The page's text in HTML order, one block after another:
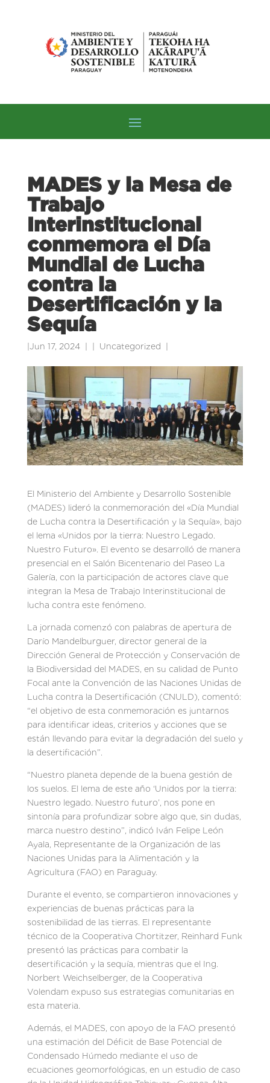
MADES y la Mesa de
Trabajo
Interinstitucional
conmemora el Día
Mundial de Lucha
contra la
Desertificación y la
Sequía
Jun 17, 2024 Uncategorized
El Ministerio del Ambiente y Desarrollo Sostenible
(MADES) lideró la conmemoración del «Día Mundial
de Lucha contra la Desertificación y la Sequía», bajo
el lema «Unidos por la tierra: Nuestro Legado.
Nuestro Futuro». El evento se desarrolló de manera
presencial en el Salón Bicentenario del Paseo La
Galería, con la participación de actores clave que
integran la Mesa de Trabajo Interinstitucional de
lucha contra este fenómeno.
La jornada comenzó con palabras de apertura de
Darío Mandelburguer, director general de la
Dirección General de Protección y Conservación de
la Biodiversidad del MADES, en su calidad de Punto
Focal ante la Convención de las Naciones Unidas de
Lucha contra la Desertificación (CNULD), comentó:
“el objetivo de esta conmemoración es juntarnos
para identificar ideas, criterios y acciones que se
están llevando para evitar la degradación del suelo y
la desertificación”.
“Nuestro planeta depende de la buena gestión de
los suelos. El lema de este año ‘Unidos por la tierra:
Nuestro legado. Nuestro futuro’, nos pone en
sintonía para profundizar sobre algo que, sin dudas,
marca nuestro destino”, indicó Iván Felipe León
Ayala, Representante de la Organización de las
Naciones Unidas para la Alimentación y la
Agricultura (FAO) en Paraguay.
Durante el evento, se compartieron innovaciones y
experiencias de buenas prácticas para la
sostenibilidad de las tierras. El representante
técnico de la Cooperativa Chortitzer, Reinhard Funk
presentó las prácticas para combatir la
desertificación y la sequía, mientras que el Ing.
Norbert Weichselberger, de la Cooperativa
Volendam expuso sus estrategias comunitarias en
esta materia.
Además, el MADES, con apoyo de la FAO presentó
una estimación del Déficit de Base Potencial de
Condensado Húmedo mediante el uso de
ecuaciones geomorfológicas, en un estudio de caso